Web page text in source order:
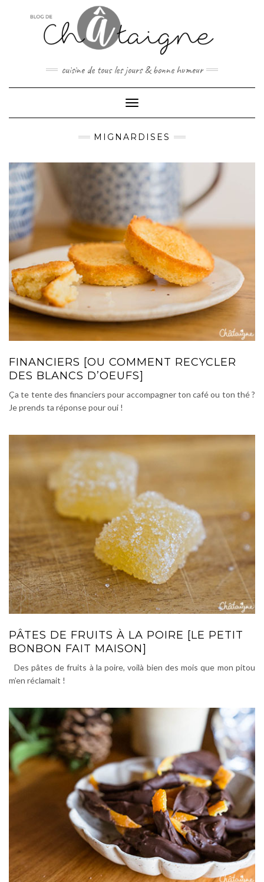
cuisine de tous les jours & bonne humeur
Toggle Navigation
MIGNARDISES
FINANCIERS [OU COMMENT RECYCLER
DES BLANCS D’OEUFS]
Ça te tente des financiers pour accompagner ton café ou ton thé ?
Je prends ta réponse pour oui !
PÂTES DE FRUITS À LA POIRE [LE PETIT
BONBON FAIT MAISON]
Des pâtes de fruits à la poire, voilà bien des mois que mon pitou
m’en réclamait !